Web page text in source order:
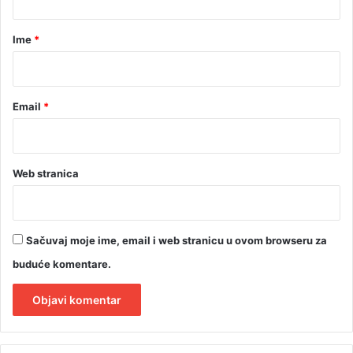
o
d
0
0
0
b
i
j
n
i
rIme *
Email *
Web stranica
Sačuvaj moje ime, email i web stranicu u ovom browseru za
buduće komentare.